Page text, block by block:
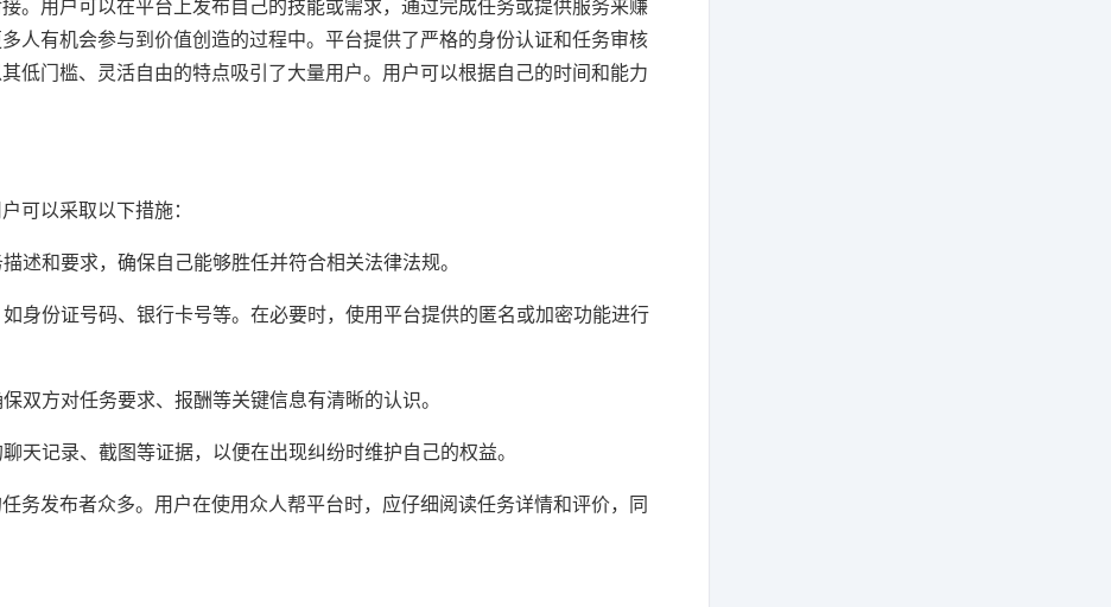
。用户可以在平台上发布自己的技能或需求，通过完成任务或提供服务来赚
人有机会参与到价值创造的过程中。平台提供了严格的身份认证和任务审核
低门槛、灵活自由的特点吸引了大量用户。用户可以根据自己的时间和能力
可以采取以下措施：
述和要求，确保自己能够胜任并符合相关法律法规。
身份证号码、银行卡号等。在必要时，使用平台提供的匿名或加密功能进行
双方对任务要求、报酬等关键信息有清晰的认识。
天记录、截图等证据，以便在出现纠纷时维护自己的权益。
务发布者众多。用户在使用众人帮平台时，应仔细阅读任务详情和评价，同